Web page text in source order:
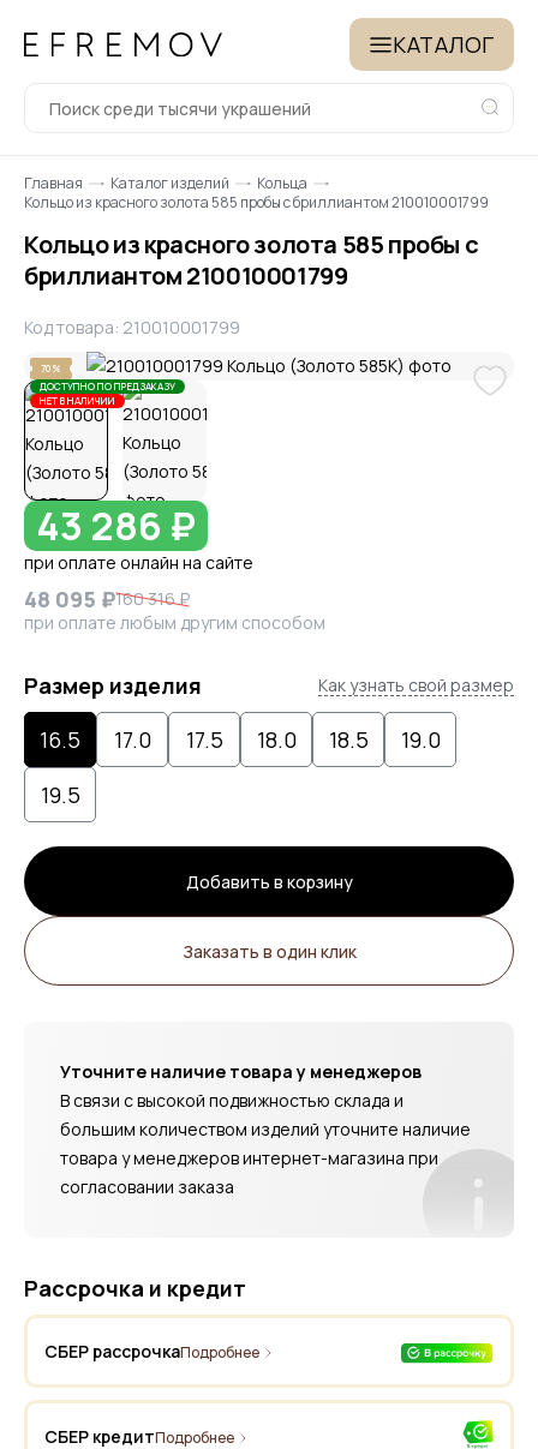
КАТАЛОГ
Главная Каталог изделий
Кольца
Кольцо из красного золота 585 пробы с бриллиантом 210010001799
Кольцо из красного золота 585 пробы с
бриллиантом 210010001799
Код товара: 210010001799
70%
ДОСТУПНО ПО ПРЕДЗАКАЗУ
НЕТ В НАЛИЧИИ
43 286 ₽
при оплате онлайн на сайте
48 095 ₽160 316 ₽
при оплате любым другим способом
Размер изделия Как узнать свой размер
16.5 17.0 17.5 18.0 18.5
19.0
19.5
Добавить в корзину
Заказать в один клик
Уточните наличие товара у менеджеров
В связи с высокой подвижностью склада и
большим количеством изделий уточните наличие
товара у менеджеров интернет-магазина при
согласовании заказа
Рассрочка и кредит
СБЕР рассрочкаПодробнее
СБЕР кредитПодробнее